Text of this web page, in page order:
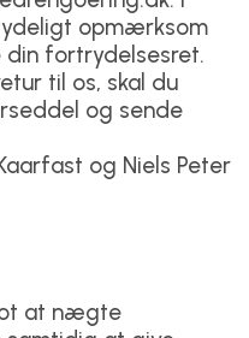
opmærksom
din fortrydelsesret.
til os, skal du
og sende
og Niels Peter
at nægte